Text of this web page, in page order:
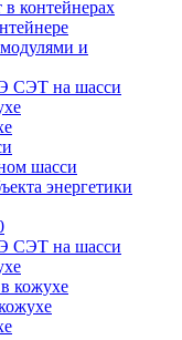
контейнерах
и
СЭТ на шасси
шасси
энергетики
СЭТ на шасси
кожухе